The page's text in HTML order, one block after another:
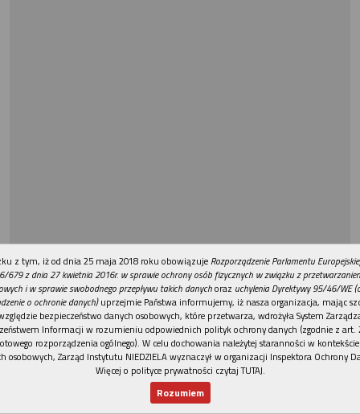
REKLAMA
z tym, iż od dnia 25 maja 2018 roku obowiązuje Rozporządzenie Parlamentu
679 z dnia 27 kwietnia 2016r. w sprawie ochrony osób fizycznych w związku z
i w sprawie swobodnego przepływu takich danychoraz uchylenia Dyrektywy 95/46/WE
o ochronie danych)uprzejmie Państwa informujemy, iż nasza organizacja, mając
bezpieczeństwo danych osobowych, które przetwarza, wdrożyła System
Informacji w rozumieniu odpowiednich polityk ochrony danych (zgodnie z art.
rozporządzenia ogólnego). W celu dochowania należytej staranności w
osobowych, Zarząd Instytutu NIEDZIELA wyznaczył w organizacji Inspektora Ochrony
Więcej o polityce prywatności czytaj TUTAJ.
Rozumiem